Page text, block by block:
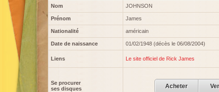
Nom JOHNSON
Prénom James
Nationalité américain
Date de naissance 01/02/1948 (décès le 06/08/2004)
Liens Le site officiel de Rick James
Se procurer
ses disques
Acheter